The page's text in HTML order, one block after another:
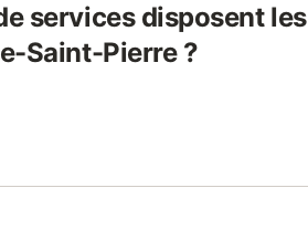
services disposent les
Saint-Pierre ?